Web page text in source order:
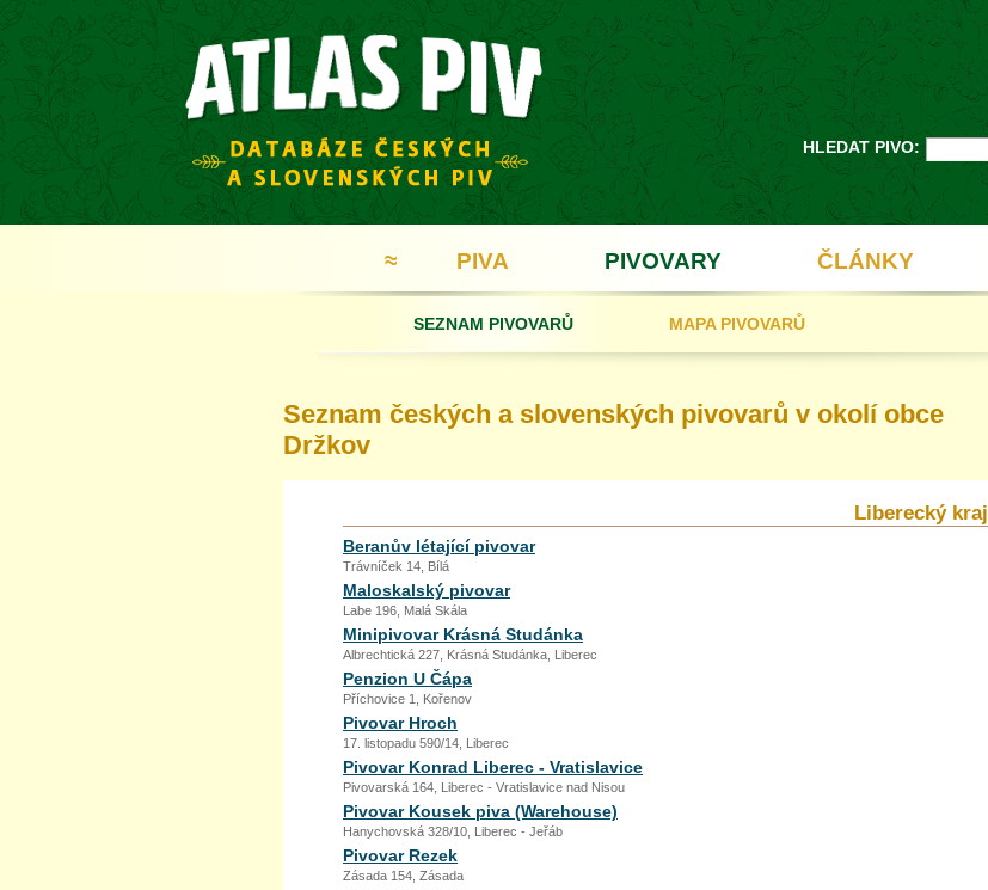
HLEDAT PIVO:
≈ PIVA PIVOVARY
SEZNAM PIVOVARŮ MAPA PIVOVARŮ
ČLÁNKY
Seznam českých a slovenských pivovarů v okolí obce
Držkov
Liberecký kraj
Beranův létající pivovar
Trávníček 14, Bílá
Maloskalský pivovar
Labe 196, Malá Skála
Minipivovar Krásná Studánka
Albrechtická 227, Krásná Studánka, Liberec
Penzion U Čápa
Příchovice 1, Kořenov
Pivovar Hroch
17. listopadu 590/14, Liberec
Pivovar Konrad Liberec - Vratislavice
Pivovarská 164, Liberec - Vratislavice nad Nisou
Pivovar Kousek piva (Warehouse)
Hanychovská 328/10, Liberec - Jeřáb
Pivovar Rezek
Zásada 154, Zásada